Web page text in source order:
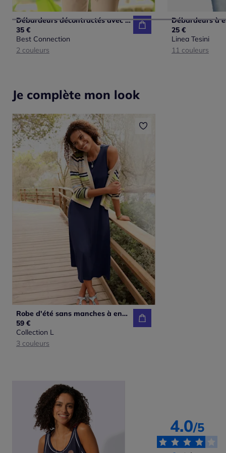
Débardeurs décontractés avec col rond et détails contrastés
35 €
Best Connection
2 couleurs
25 €
Linea Tesini
11 couleurs
Je complète mon look
Robe d'été sans manches à encolure ronde avec poches pratiques
59 €
Collection L
3 couleurs
4.0/5